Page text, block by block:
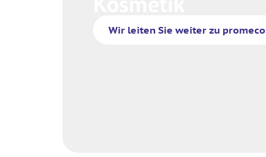
Wir leiten Sie weiter zu promeco